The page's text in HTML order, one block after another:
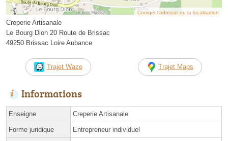
Corriger l’adresse ou la localisation
Creperie Artisanale
Le Bourg Dion 20 Route de Brissac
49250 Brissac Loire Aubance
Trajet Waze Trajet Maps
Informations
Enseigne Creperie Artisanale
Forme juridique Entrepreneur individuel